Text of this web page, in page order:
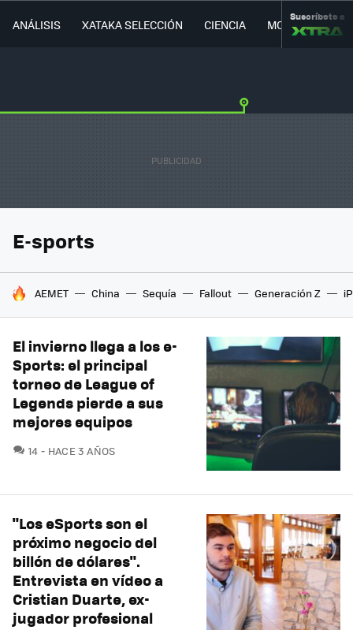
ANÁLISIS XATAKA SELECCIÓN CIENCIA MOVILIDAD
Suscríbete a
E-sports
HOY SE HABLA DE
AEMET China Sequía Fallout Generación Z
El invierno llega a los e-
Sports: el principal
torneo de League of
Legends pierde a sus
mejores equipos
14 COMENTARIOS
HACE 3 AÑOS
"Los eSports son el
próximo negocio del
billón de dólares".
Entrevista en vídeo a
Cristian Duarte, ex-
jugador profesional